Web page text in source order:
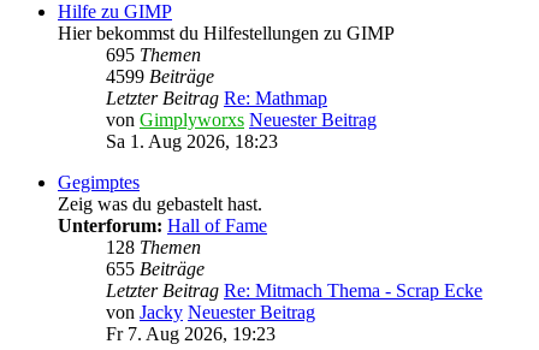
Hilfe zu GIMP
Hier bekommst du Hilfestellungen zu GIMP
695 Themen
4599 Beiträge
Letzter Beitrag Re: Mathmap
von Gimplyworxs Neuester Beitrag
Sa 1. Aug 2026, 18:23
Gegimptes
Zeig was du gebastelt hast.
Unterforum: Hall of Fame
128 Themen
655 Beiträge
Letzter Beitrag Re: Mitmach Thema - Scrap Ecke
von Jacky Neuester Beitrag
Fr 7. Aug 2026, 19:23